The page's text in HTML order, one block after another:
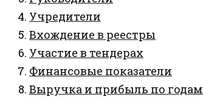
Учредители
Вхождение в реестры
Участие в тендерах
Финансовые показатели
Выручка и прибыль по годам